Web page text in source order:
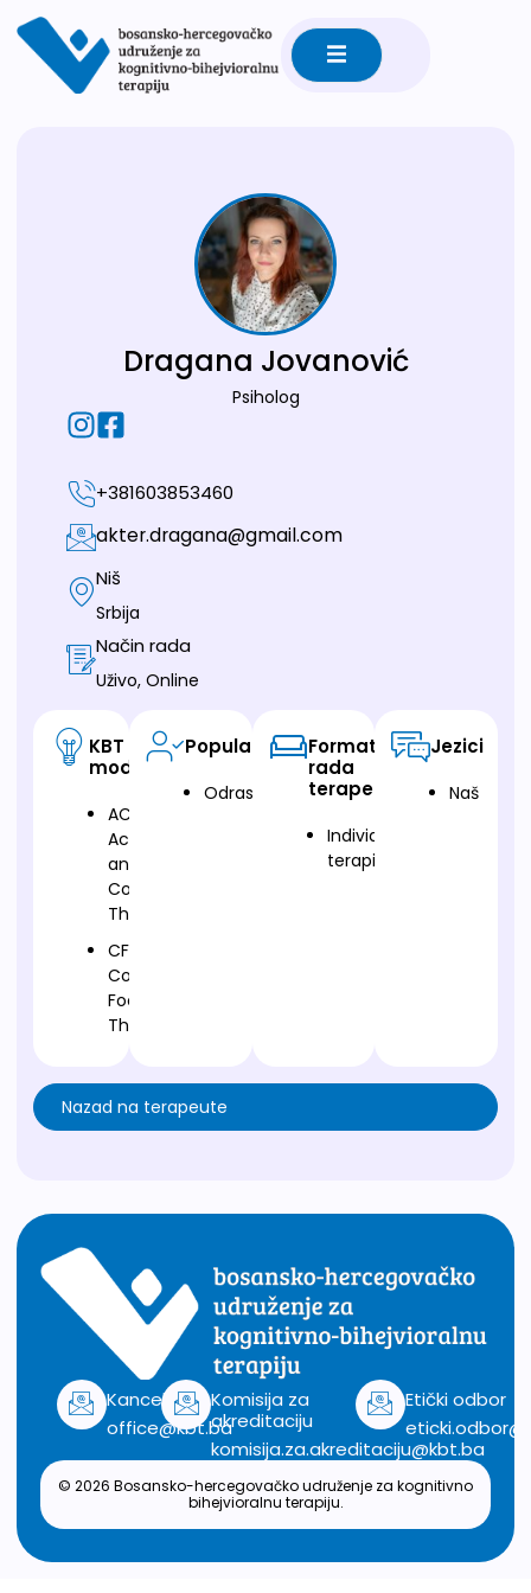
Dragana Jovanović
Psiholog
+381603853460
akter.dragana@gmail.com
Niš
Srbija
Način rada
Uživo, Online
KBT
modalitet
ACT-
Acceptance
and
Commitment
Therapy
CFT-
Compassion
Focused
Therapy
Populacija
Odrasli
Format
rada
terapeuta
Individualna
terapija
Jezici
Naš
Nazad na terapeute
Kancelarija
office@kbt.ba
Komisija za
akreditaciju
komisija.za.akreditaciju@kbt.ba
Etički odbor
© 2026 Bosansko-hercegovačko udruženje za kognitivno
bihejvioralnu terapiju.